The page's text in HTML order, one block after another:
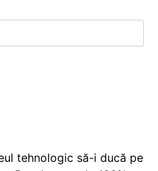
tehnologic să-i ducă pe